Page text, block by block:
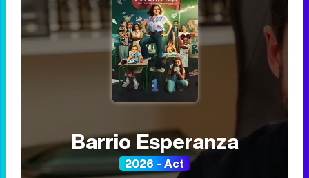
Barrio Esperanza
2026 - Act